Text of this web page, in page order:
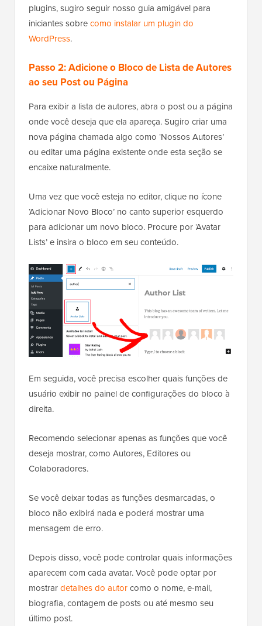
plugins, sugiro seguir nosso guia amigável para
iniciantes sobrecomo instalar um plugin do
WordPress.
Passo 2: Adicione o Bloco de Lista de Autores
ao seu Post ou Página
Para exibir a lista de autores, abra o post ou a página
onde você deseja que ela apareça. Sugiro criar uma
nova página chamada algo como ‘Nossos Autores’
ou editar uma página existente onde esta seção se
encaixe naturalmente.
Uma vez que você esteja no editor, clique no ícone
‘Adicionar Novo Bloco’ no canto superior esquerdo
para adicionar um novo bloco. Procure por ‘Avatar
Lists’ e insira o bloco em seu conteúdo.
Em seguida, você precisa escolher quais funções de
usuário exibir no painel de configurações do bloco à
direita.
Recomendo selecionar apenas as funções que você
deseja mostrar, como Autores, Editores ou
Colaboradores.
Se você deixar todas as funções desmarcadas, o
bloco não exibirá nada e poderá mostrar uma
mensagem de erro.
Depois disso, você pode controlar quais informações
aparecem com cada avatar. Você pode optar por
mostrardetalhes do autorcomo o nome, e-mail,
biografia, contagem de posts ou até mesmo seu
último post.